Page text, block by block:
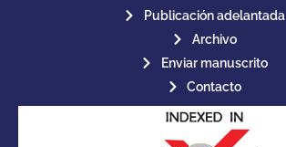
Publicación adelantada
Archivo
Enviar manuscrito
Contacto